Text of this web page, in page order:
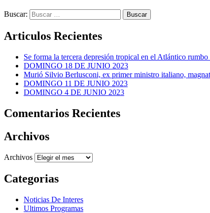
Buscar:
Articulos Recientes
Se forma la tercera depresión tropical en el Atlántico
DOMINGO 18 DE JUNIO 2023
Murió Silvio Berlusconi, ex primer ministro italiano,
DOMINGO 11 DE JUNIO 2023
DOMINGO 4 DE JUNIO 2023
Comentarios Recientes
Archivos
Archivos
Categorias
Noticias De Interes
Ultimos Programas